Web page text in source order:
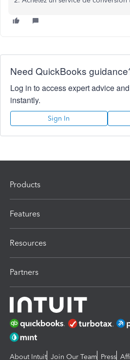
Need QuickBooks
Log in to access expert advice
instantly.
Sign In
Products
Features
Resources
Partners
About Intuit Join Our Team Press